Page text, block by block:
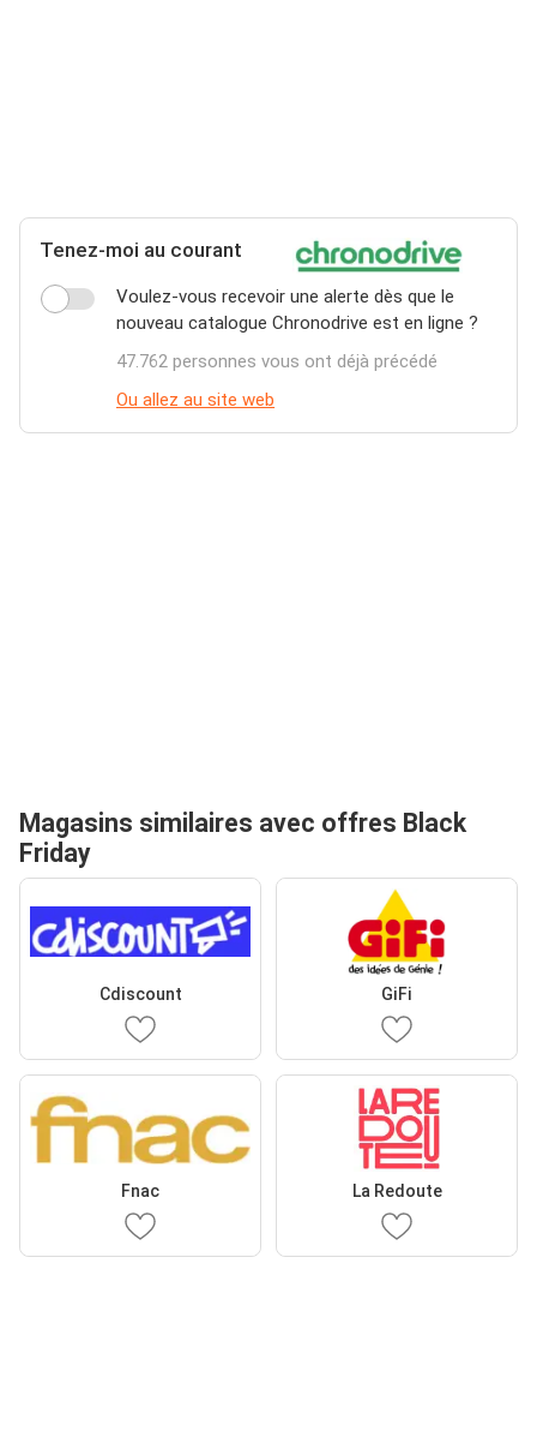
Tenez-moi au courant
Voulez-vous recevoir une alerte dès que le
nouveau catalogue Chronodrive est en ligne ?
47.762 personnes vous ont déjà précédé
Ou allez au site web
Magasins similaires avec offres Black
Friday
Cdiscount GiFi
Fnac La Redoute